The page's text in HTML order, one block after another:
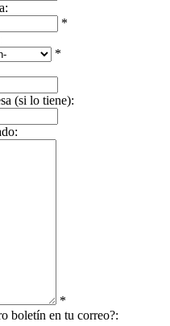
*
*
(si lo tiene):
*
boletín en tu correo?: